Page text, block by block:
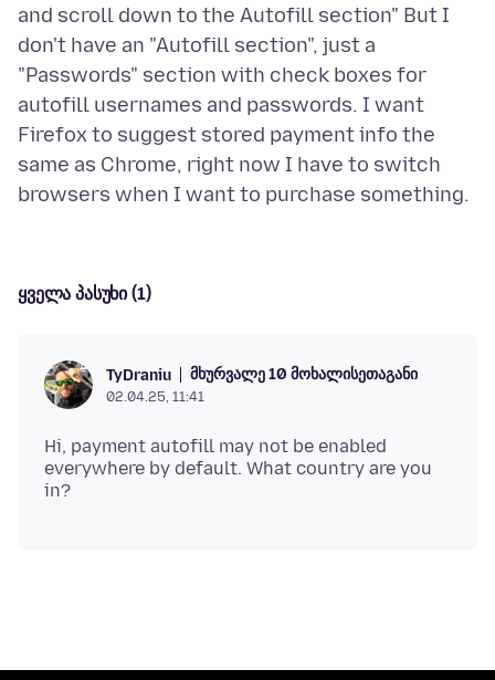
and scroll down to the Autofill section" But I
don't have an "Autofill section", just a
"Passwords" section with check boxes for
autofill usernames and passwords. I want
Firefox to suggest stored payment info the
same as Chrome, right now I have to switch
ყველა პასუხი (1)
TyDraniu მხურვალე 10 მოხალისეთაგანი
02.04.25, 11:41
Hi, payment autofill may not be enabled
everywhere by default. What country are you